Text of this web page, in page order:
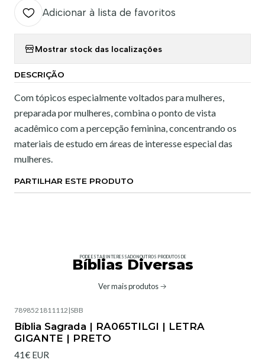
Adicionar à lista de favoritos
Mostrar stock das localizações
DESCRIÇÃO
Com tópicos especialmente voltados para mulheres,
preparada por mulheres, combina o ponto de vista
acadêmico com a percepção feminina, concentrando os
materiais de estudo em áreas de interesse especial das
mulheres.
PARTILHAR ESTE PRODUTO
PODE ESTAR INTERESSADO NOUTROS PRODUTOS DE
Bíblias Diversas
Ver mais produtos
7898521811112 |SBB
Bíblia Sagrada | RA065TILGI | LETRA
GIGANTE | PRETO
41€ EUR